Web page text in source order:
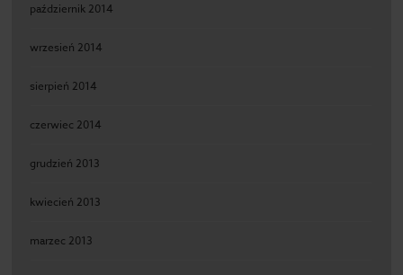
październik 2014
wrzesień 2014
sierpień 2014
czerwiec 2014
grudzień 2013
kwiecień 2013
marzec 2013